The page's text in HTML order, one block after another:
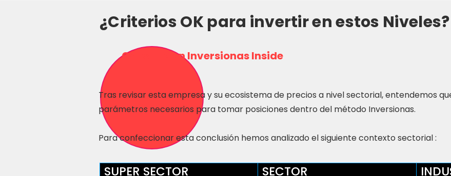
¿Criterios OK para invertir en estos Niveles?
Consulta en Inversionas Inside
Tras revisar esta empresa y su ecosistema de precios a nivel sectorial, entendemos
parámetros necesarios para tomar posiciones dentro del método Inversionas.
Para confeccionar esta conclusión hemos analizado el siguiente contexto sectorial :
SUPER SECTOR SECTOR